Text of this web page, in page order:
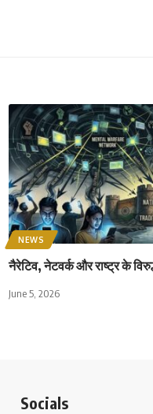
NEWS
नैरेटिव, नेटवर्क और राष्ट्र के
June 5, 2026
Socials